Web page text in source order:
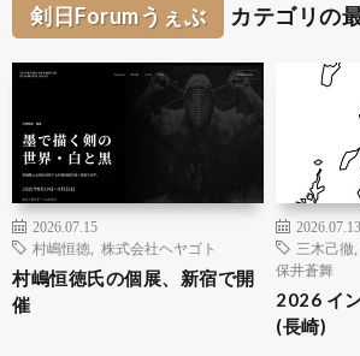
剣日Forumうぇぶ カテゴリの
2026.07.15
村嶋恒徳
株式会社ヘヤゴト
村嶋恒徳氏の個展、新宿で開
催
2026.07.13
三木己徹
保井蒼舞
2026 イ
(長崎)